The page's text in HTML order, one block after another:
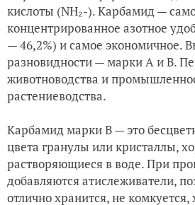
кислоты (NH₂-). Карбамид —
концентрированное азотное
— 46,2%) и самое экономичное.
разновидности — марки А и В.
животноводства и
растениеводства.
Карбамид марки В — это
цвета гранулы или кристаллы,
растворяющиеся в воде. При
добавляются атислеживатели,
отлично хранится, не